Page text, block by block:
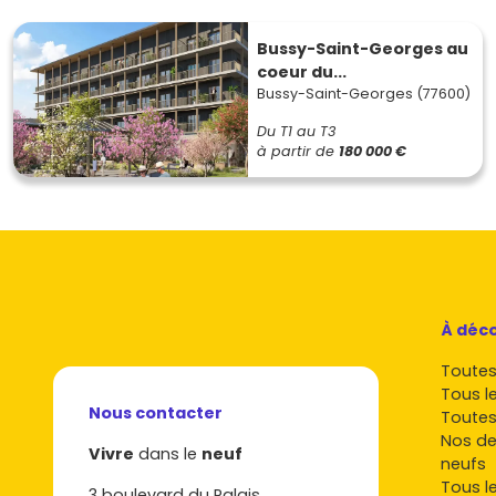
Bussy-Saint-Georges au
coeur du...
Bussy-Saint-Georges (77600)
Du T1 au T3
à partir de 180 000 €
Nous contacter
Vivre dans le neuf
À
Tous
Nos
neufs
Tous